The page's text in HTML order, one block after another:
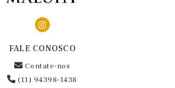
FALE CONOSCO
Contate-nos
(11) 94398-1438